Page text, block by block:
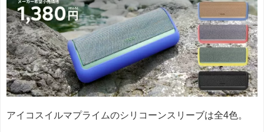
アイコスイルマプライムのシリコーンスリーブは全4色。